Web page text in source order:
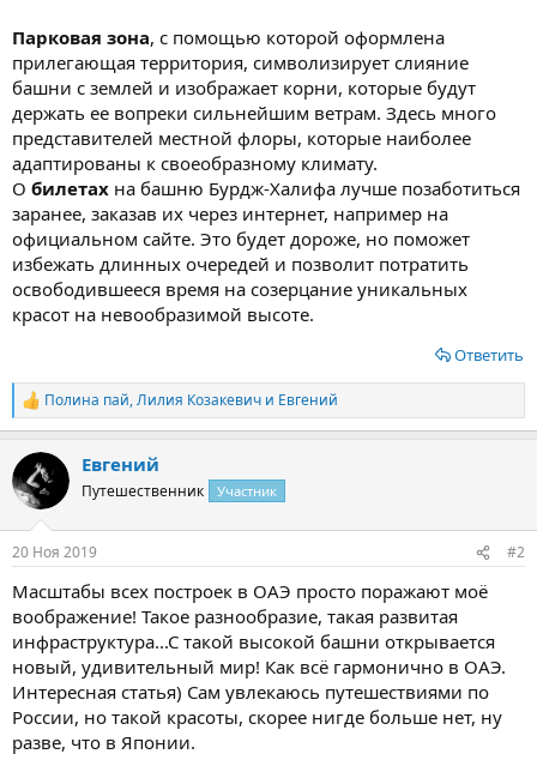
Парковая зона, с помощью которой оформлена
прилегающая территория, символизирует слияние
башни с землей и изображает корни, которые будут
держать ее вопреки сильнейшим ветрам. Здесь много
представителей местной флоры, которые наиболее
адаптированы к своеобразному климату.
О билетах на башню Бурдж-Халифа лучше позаботиться
заранее, заказав их через интернет, например на
официальном сайте. Это будет дороже, но поможет
избежать длинных очередей и позволит потратить
освободившееся время на созерцание уникальных
красот на невообразимой высоте.
Ответить
Р
е
к
ц
и
Полина пай,Лилия Козакевич и Евгений
Евгений
Путешественник Участник
20 Ноя 2019 #2
Масштабы всех построек в ОАЭ просто поражают моё
воображение! Такое разнообразие, такая развитая
инфраструктура...С такой высокой башни открывается
новый, удивительный мир! Как всё гармонично в ОАЭ.
Интересная статья) Сам увлекаюсь путешествиями по
России, но такой красоты, скорее нигде больше нет, ну
разве, что в Японии.